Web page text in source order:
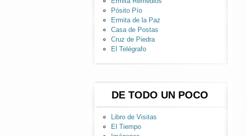
Pósito Pío
Ermita de la Paz
Casa de Postas
Cruz de Piedra
El Telégrafo
DE TODO UN POCO
Libro de Visitas
El Tiempo